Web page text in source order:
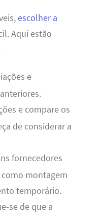
escolher a
Aqui estão
e
e compare os
de considerar a
fornecedores
como montagem
temporário.
se de que a